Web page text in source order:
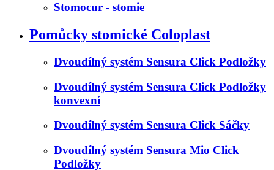
Stomocur - stomie
Pomůcky stomické Coloplast
Dvoudílný systém Sensura Click Podložky
Dvoudílný systém Sensura Click Podložky
konvexní
Dvoudílný systém Sensura Click Sáčky
Dvoudílný systém Sensura Mio Click
Podložky